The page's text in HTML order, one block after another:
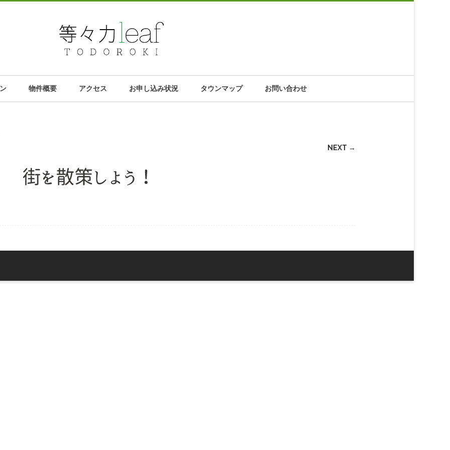
物件概要 アクセス お申し込み状況 タウンマップ お問い合わせ
NEXT →